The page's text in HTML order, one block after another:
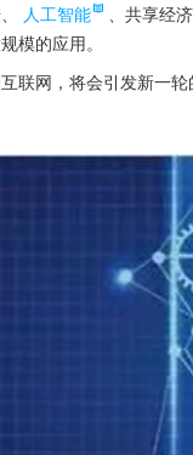
人工智能
、共享经
模的应用。
联网，将会引发新一轮